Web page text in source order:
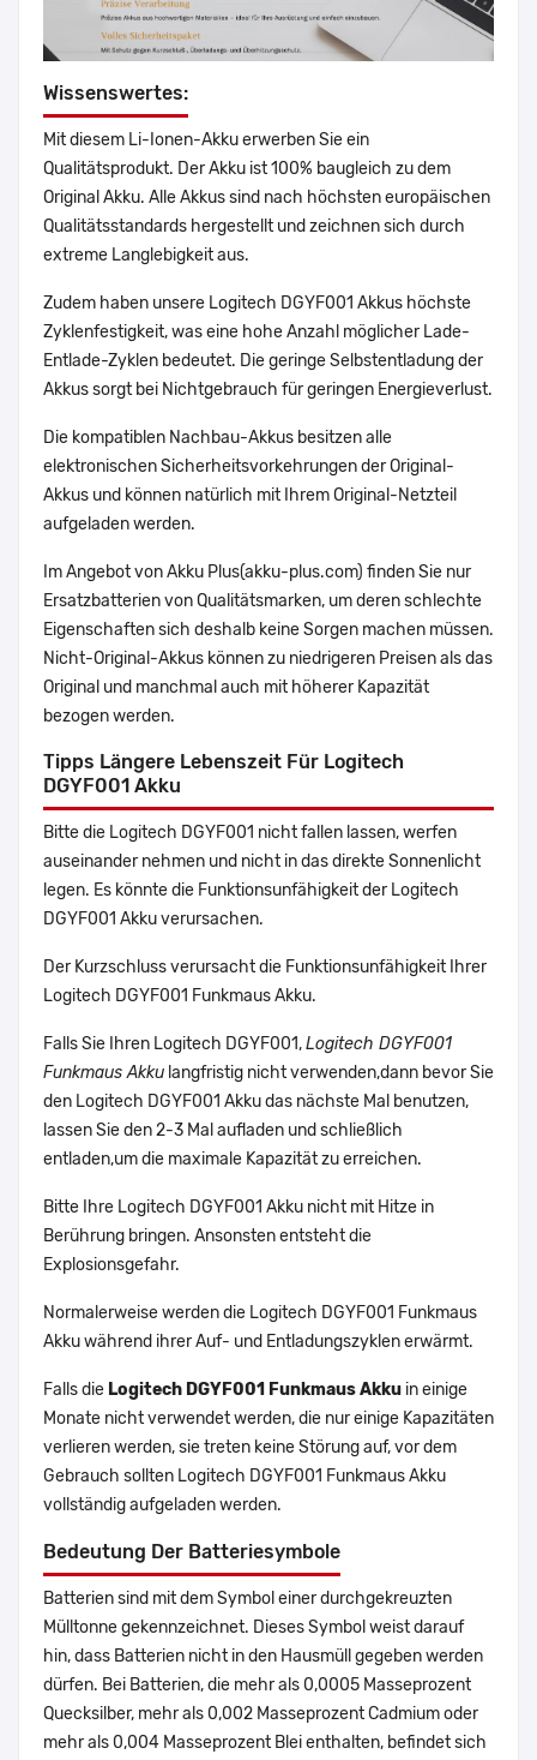
Wissenswertes:
Mit diesem Li-Ionen-Akku erwerben Sie ein
Qualitätsprodukt. Der Akku ist 100% baugleich zu dem
Original Akku. Alle Akkus sind nach höchsten europäischen
Qualitätsstandards hergestellt und zeichnen sich durch
extreme Langlebigkeit aus.
Zudem haben unsere Logitech DGYF001 Akkus höchste
Zyklenfestigkeit, was eine hohe Anzahl möglicher Lade-
Entlade-Zyklen bedeutet. Die geringe Selbstentladung der
Akkus sorgt bei Nichtgebrauch für geringen Energieverlust.
Die kompatiblen Nachbau-Akkus besitzen alle
elektronischen Sicherheitsvorkehrungen der Original-
Akkus und können natürlich mit Ihrem Original-Netzteil
aufgeladen werden.
Im Angebot von Akku Plus(akku-plus.com) finden Sie nur
Ersatzbatterien von Qualitätsmarken, um deren schlechte
Eigenschaften sich deshalb keine Sorgen machen müssen.
Nicht-Original-Akkus können zu niedrigeren Preisen als das
Original und manchmal auch mit höherer Kapazität
bezogen werden.
Tipps Längere Lebenszeit Für Logitech
DGYF001 Akku
Bitte die Logitech DGYF001 nicht fallen lassen, werfen
auseinander nehmen und nicht in das direkte Sonnenlicht
legen. Es könnte die Funktionsunfähigkeit der Logitech
DGYF001 Akku verursachen.
Der Kurzschluss verursacht die Funktionsunfähigkeit Ihrer
Logitech DGYF001 Funkmaus Akku.
Falls Sie Ihren Logitech DGYF001,Logitech DGYF001
Funkmaus Akku langfristig nicht verwenden,dann bevor Sie
den Logitech DGYF001 Akku das nächste Mal benutzen,
lassen Sie den 2-3 Mal aufladen und schließlich
entladen,um die maximale Kapazität zu erreichen.
Bitte Ihre Logitech DGYF001 Akku nicht mit Hitze in
Berührung bringen. Ansonsten entsteht die
Explosionsgefahr.
Normalerweise werden die Logitech DGYF001 Funkmaus
Akku während ihrer Auf- und Entladungszyklen erwärmt.
Falls die Logitech DGYF001 Funkmaus Akku in einige
Monate nicht verwendet werden, die nur einige Kapazitäten
verlieren werden, sie treten keine Störung auf, vor dem
Gebrauch sollten Logitech DGYF001 Funkmaus Akku
vollständig aufgeladen werden.
Bedeutung Der Batteriesymbole
Batterien sind mit dem Symbol einer durchgekreuzten
Mülltonne gekennzeichnet. Dieses Symbol weist darauf
hin, dass Batterien nicht in den Hausmüll gegeben werden
dürfen. Bei Batterien, die mehr als 0,0005 Masseprozent
Quecksilber, mehr als 0,002 Masseprozent Cadmium oder
mehr als 0,004 Masseprozent Blei enthalten, befindet sich